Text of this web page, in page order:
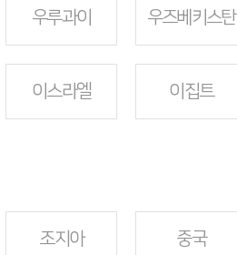
우루과이 우즈베키스탄
이스라엘 이집트
조지아 중국